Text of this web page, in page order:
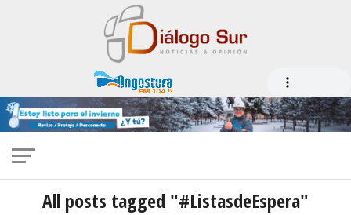
All posts tagged "#ListasdeEspera"